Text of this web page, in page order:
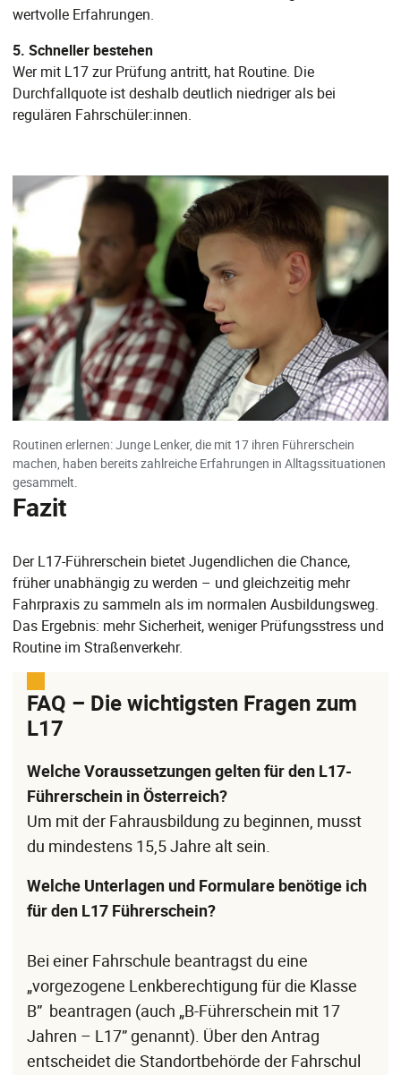
wertvolle Erfahrungen.
5. Schneller bestehen
Wer mit L17 zur Prüfung antritt, hat Routine. Die
Durchfallquote ist deshalb deutlich niedriger als bei
regulären Fahrschüler:innen.
Routinen erlernen: Junge Lenker, die mit 17 ihren Führerschein
machen, haben bereits zahlreiche Erfahrungen in Alltagssituationen
gesammelt.
Fazit
Der L17-Führerschein bietet Jugendlichen die Chance,
früher unabhängig zu werden – und gleichzeitig mehr
Fahrpraxis zu sammeln als im normalen Ausbildungsweg.
Das Ergebnis: mehr Sicherheit, weniger Prüfungsstress und
Routine im Straßenverkehr.
FAQ – Die wichtigsten Fragen zum
L17
Welche Voraussetzungen gelten für den L17-
Führerschein in Österreich?
Um mit der Fahrausbildung zu beginnen, musst
du mindestens 15,5 Jahre alt sein.
Welche Unterlagen und Formulare benötige ich
für den L17 Führerschein?
Bei einer Fahrschule beantragst du eine
„vorgezogene Lenkberechtigung für die Klasse
B” beantragen (auch „B-Führerschein mit 17
Jahren – L17” genannt). Über den Antrag
entscheidet die Standortbehörde der Fahrschul